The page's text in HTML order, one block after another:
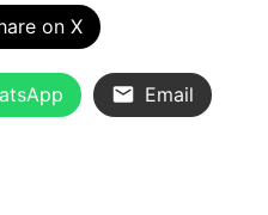
on X
Email